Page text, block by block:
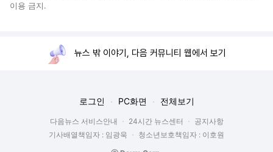
이용 금지.
뉴스 밖 이야기, 다음 커뮤니티 웹에서 보기
로그인 PC화면 전체보기
다음뉴스 서비스안내 24시간 뉴스센터
공지사항
기사배열책임자 : 임광욱
청소년보호책임자 : 이호원